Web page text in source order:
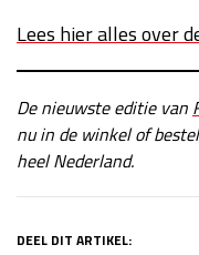
Lees hier alles over
De nieuwste editie van
nu in de winkel of
heel Nederland.
DEEL DIT ARTIKEL: